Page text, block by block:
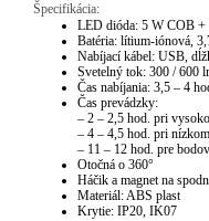
Špecifikácia:
LED dióda: 5 W COB
Batéria: lítium-iónová,
Nabíjací kábel: USB,
Svetelný tok: 300 / 600
Čas nabíjania: 3,5 – 4
Čas prevádzky:
– 2 – 2,5 hod. pri
– 4 – 4,5 hod. pri
– 11 – 12 hod. pre
Otočná o 360°
Háčik a magnet na
Materiál: ABS plast
Krytie: IP20, IK07